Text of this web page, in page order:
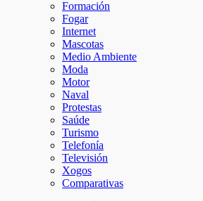
Formación
Fogar
Internet
Mascotas
Medio Ambiente
Moda
Motor
Naval
Protestas
Saúde
Turismo
Telefonía
Televisión
Xogos
Comparativas